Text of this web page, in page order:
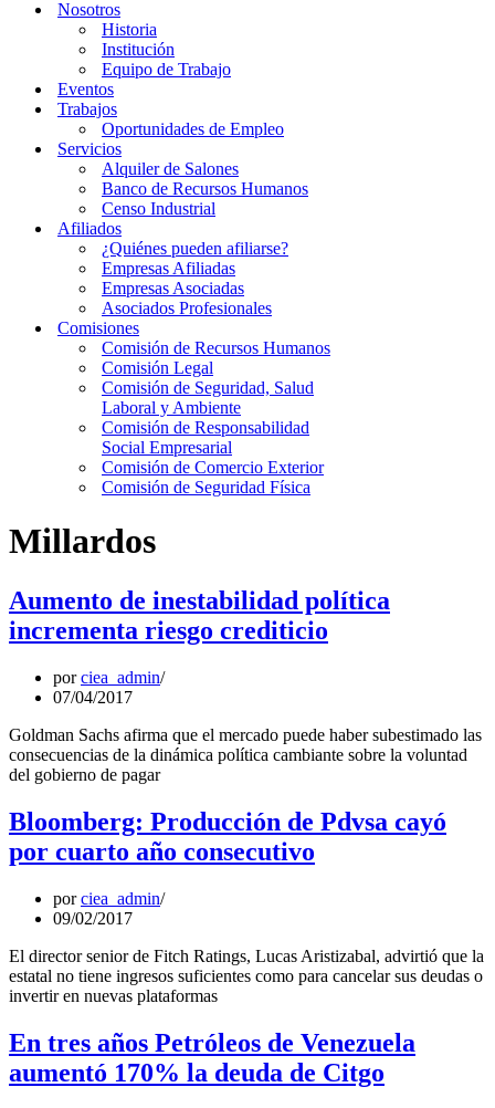
Nosotros
Historia
Institución
Equipo de Trabajo
Eventos
Trabajos
Oportunidades de Empleo
Servicios
Alquiler de Salones
Banco de Recursos Humanos
Censo Industrial
Afiliados
¿Quiénes pueden afiliarse?
Empresas Afiliadas
Empresas Asociadas
Asociados Profesionales
Comisiones
Comisión de Recursos Humanos
Comisión Legal
Comisión de Seguridad, Salud
Laboral y Ambiente
Comisión de Responsabilidad
Social Empresarial
Comisión de Comercio Exterior
Comisión de Seguridad Física
Millardos
Aumento de inestabilidad política
incrementa riesgo crediticio
porciea_admin
07/04/2017
Goldman Sachs afirma que el mercado puede haber subestimado las
consecuencias de la dinámica política cambiante sobre la voluntad
del gobierno de pagar
Bloomberg: Producción de Pdvsa cayó
por cuarto año consecutivo
porciea_admin
09/02/2017
El director senior de Fitch Ratings, Lucas Aristizabal, advirtió que la
estatal no tiene ingresos suficientes como para cancelar sus deudas o
invertir en nuevas plataformas
En tres años Petróleos de Venezuela
aumentó 170% la deuda de Citgo